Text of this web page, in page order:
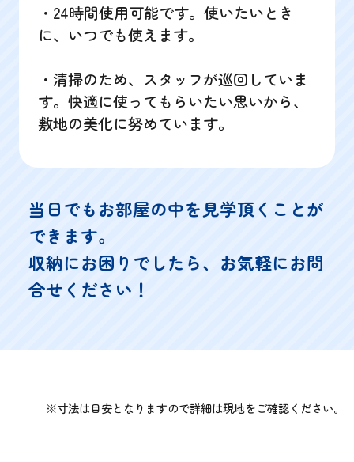
・24時間使用可能です。使いたいとき
に、いつでも使えます。
・清掃のため、スタッフが巡回していま
す。快適に使ってもらいたい思いから、
敷地の美化に努めています。
当日でもお部屋の中を見学頂くことが
できます。
収納にお困りでしたら、お気軽にお問
合せください！
※寸法は目安となりますので詳細は現地をご確認ください。